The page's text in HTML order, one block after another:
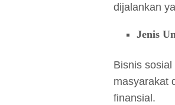
dijalankan
Jenis
Bisnis
masyarakat
finansial.